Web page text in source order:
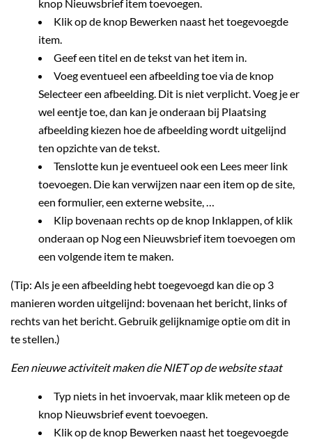
knop Nieuwsbrief item toevoegen.
Klik op de knop Bewerken naast het toegevoegde
item.
Geef een titel en de tekst van het item in.
Voeg eventueel een afbeelding toe via de knop
Selecteer een afbeelding. Dit is niet verplicht. Voeg je er
wel eentje toe, dan kan je onderaan bij Plaatsing
afbeelding kiezen hoe de afbeelding wordt uitgelijnd
ten opzichte van de tekst.
Tenslotte kun je eventueel ook een Lees meer link
toevoegen. Die kan verwijzen naar een item op de site,
een formulier, een externe website, …
Klip bovenaan rechts op de knop Inklappen, of klik
onderaan op Nog een Nieuwsbrief item toevoegen om
een volgende item te maken.
(Tip: Als je een afbeelding hebt toegevoegd kan die op 3
manieren worden uitgelijnd: bovenaan het bericht, links of
rechts van het bericht. Gebruik gelijknamige optie om dit in
te stellen.)
Een nieuwe activiteit maken die NIET op de website staat
Typ niets in het invoervak, maar klik meteen op de
knop Nieuwsbrief event toevoegen.
Klik op de knop Bewerken naast het toegevoegde